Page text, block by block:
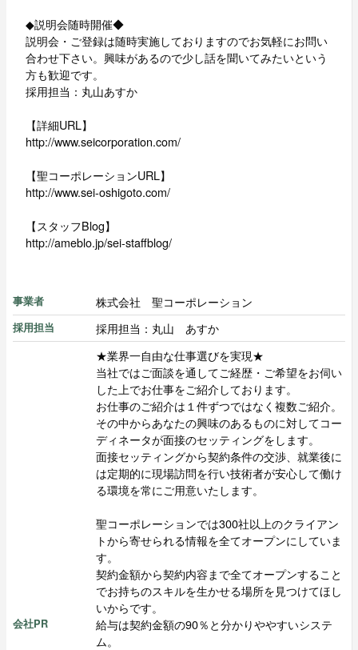
◆説明会随時開催◆
説明会・ご登録は随時実施しておりますのでお気軽にお問い
合わせ下さい。興味があるので少し話を聞いてみたいという
方も歓迎です。
採用担当：丸山あすか
【詳細URL】
http://www.seicorporation.com/
【聖コーポレーションURL】
http://www.sei-oshigoto.com/
【スタッフBlog】
http://ameblo.jp/sei-staffblog/
事業者 株式会社 聖コーポレーション
採用担当 採用担当：丸山 あすか
会社PR
★業界一自由な仕事選びを実現★
当社ではご面談を通してご経歴・ご希望をお伺い
した上でお仕事をご紹介しております。
お仕事のご紹介は１件ずつではなく複数ご紹介。
その中からあなたの興味のあるものに対してコー
ディネータが面接のセッティングをします。
面接セッティングから契約条件の交渉、就業後に
は定期的に現場訪問を行い技術者が安心して働け
る環境を常にご用意いたします。
聖コーポレーションでは300社以上のクライアン
トから寄せられる情報を全てオープンにしていま
す。
契約金額から契約内容まで全てオープンすること
でお持ちのスキルを生かせる場所を見つけてほし
いからです。
給与は契約金額の90％と分かりややすいシステ
ム。